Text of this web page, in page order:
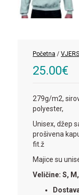
Početna /
25.00€
279g/m2,
polyester,
Unisex, džep
prošivena
fit.ž
Majice su
Veličine: S,